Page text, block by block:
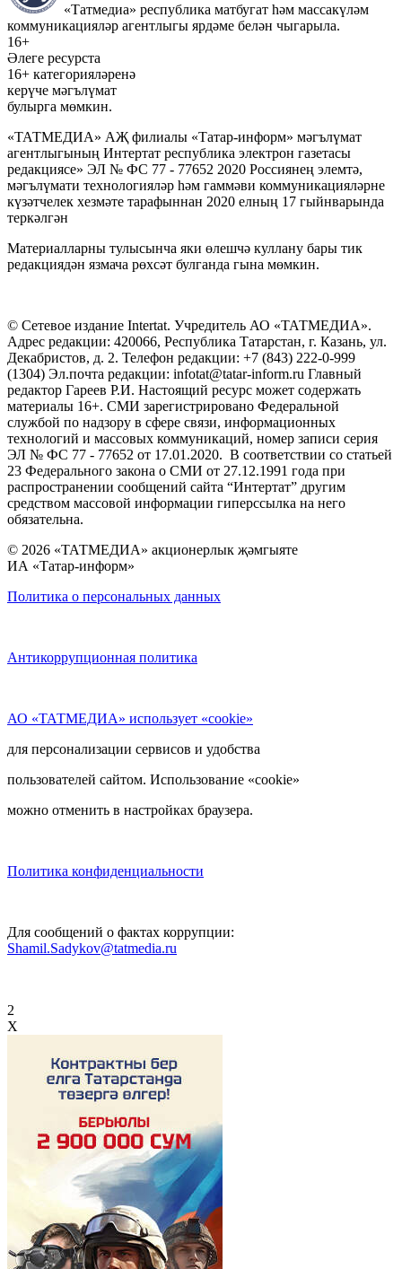
«Татмедиа» республика матбугат һәм массакүләм
коммуникацияләр агентлыгы ярдәме белән чыгарыла.
16+
Әлеге ресурста
16+ категорияләренә
керүче мәгълүмат
булырга мөмкин.
«ТАТМЕДИА» АҖ филиалы «Татар-информ» мәгълүмат
агентлыгының Интертат республика электрон газетасы
редакциясе» ЭЛ № ФС 77 - 77652 2020 Россиянең элемтә,
мәгълүмати технологияләр һәм гаммәви коммуникацияләрне
күзәтчелек хезмәте тарафыннан 2020 елның 17 гыйнварында
теркәлгән
Материалларны тулысынча яки өлешчә куллану бары тик
редакциядән язмача рөхсәт булганда гына мөмкин.
© Сетевое издание Intertat. Учредитель АО «ТАТМЕДИА».
Адрес редакции: 420066, Республика Татарстан, г. Казань, ул.
Декабристов, д. 2. Телефон редакции: +7 (843) 222-0-999
(1304) Эл.почта редакции: infotat@tatar-inform.ru Главный
редактор Гареев Р.И. Настоящий ресурс может содержать
материалы 16+. СМИ зарегистрировано Федеральной
службой по надзору в сфере связи, информационных
технологий и массовых коммуникаций, номер записи серия
ЭЛ № ФС 77 - 77652 от 17.01.2020. В соответствии со статьей
23 Федерального закона о СМИ от 27.12.1991 года при
распространении сообщений сайта “Интертат” другим
средством массовой информации гиперссылка на него
обязательна.
© 2026 «ТАТМЕДИА» акционерлык җәмгыяте
ИА «Татар-информ»
Политика о персональных данных
Антикоррупционная политика
АО «ТАТМЕДИА» использует «cookie»
для персонализации сервисов и удобства
пользователей сайтом. Использование «cookie»
можно отменить в настройках браузера.
Политика конфиденциальности
Для сообщений о фактах коррупции:
Shamil.Sadykov@tatmedia.ru
2
X